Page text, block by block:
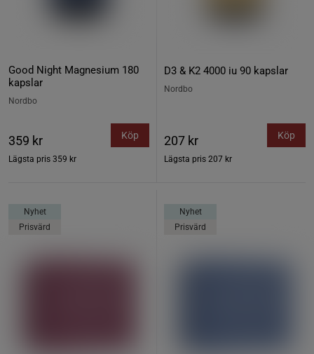
Good Night Magnesium 180
kapslar
Nordbo
359 kr
Lägsta pris 359 kr
Köp
D3 & K2 4000 iu 90 kapslar
Nordbo
207 kr
Lägsta pris 207 kr
Köp
Nyhet
Prisvärd
Nyhet
Prisvärd